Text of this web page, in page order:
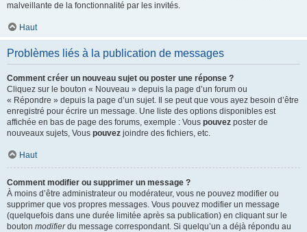
malveillante de la fonctionnalité par les invités.
Haut
Problèmes liés à la publication de messages
Comment créer un nouveau sujet ou poster une réponse ?
Cliquez sur le bouton « Nouveau » depuis la page d’un forum ou
« Répondre » depuis la page d’un sujet. Il se peut que vous ayez besoin d’être
enregistré pour écrire un message. Une liste des options disponibles est
affichée en bas de page des forums, exemple : Vous pouvez poster de
nouveaux sujets, Vous pouvez joindre des fichiers, etc.
Haut
Comment modifier ou supprimer un message ?
À moins d’être administrateur ou modérateur, vous ne pouvez modifier ou
supprimer que vos propres messages. Vous pouvez modifier un message
(quelquefois dans une durée limitée après sa publication) en cliquant sur le
bouton modifierdu message correspondant. Si quelqu’un a déjà répondu au